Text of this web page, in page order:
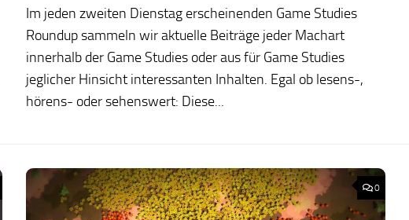
Im jeden zweiten Dienstag erscheinenden Game Studies
Roundup sammeln wir aktuelle Beiträge jeder Machart
innerhalb der Game Studies oder aus für Game Studies
jeglicher Hinsicht interessanten Inhalten. Egal ob lesens-,
hörens- oder sehenswert: Diese...
0